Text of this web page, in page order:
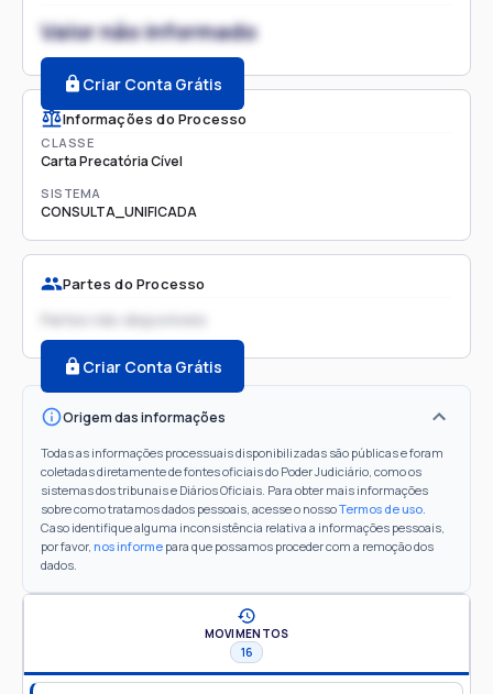
Valor não informado
Criar Conta Grátis
Informações do Processo
CLASSE
Carta Precatória Cível
SISTEMA
CONSULTA_UNIFICADA
Partes do Processo
Partes não disponíveis
Criar Conta Grátis
Origem das informações
Todas as informações processuais disponibilizadas são públicas e foram
coletadas diretamente de fontes oficiais do Poder Judiciário, como os
sistemas dos tribunais e Diários Oficiais. Para obter mais informações
sobre como tratamos dados pessoais, acesse o nossoTermos de uso.
Caso identifique alguma inconsistência relativa a informações pessoais,
por favor, nos informe para que possamos proceder com a remoção dos
dados.
MOVIMENTOS
16